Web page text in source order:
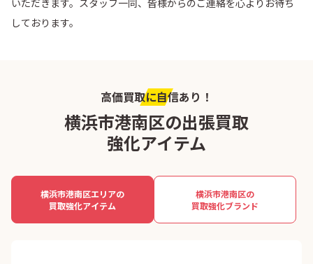
いただきます。スタッフ一同、皆様からのご連絡を心よりお待ち
しております。
高価買取に自信あり！
横浜市港南区の出張買取
強化アイテム
横浜市港南区エリアの
買取強化アイテム
横浜市港南区の
買取強化ブランド